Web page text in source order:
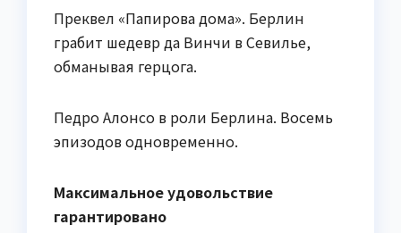
Преквел «Папирова дома». Берлин
грабит шедевр да Винчи в Севилье,
обманывая герцога.
Педро Алонсо в роли Берлина. Восемь
эпизодов одновременно.
Максимальное удовольствие
гарантировано